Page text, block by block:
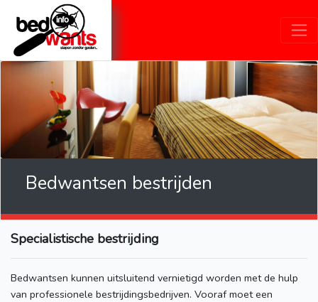
Bedwantsen bestrijden
Specialistische bestrijding
Bedwantsen kunnen uitsluitend vernietigd worden met de hulp
van professionele bestrijdingsbedrijven. Vooraf moet een